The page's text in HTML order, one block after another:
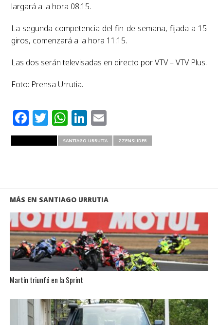
largará a la hora 08:15.
La segunda competencia del fin de semana, fijada a 15
giros, comenzará a la hora 11:15.
Las dos serán televisadas en directo por VTV – VTV Plus.
Foto: Prensa Urrutia.
Facebook
Twitter
WhatsApp
LinkedIn
Email
SANTIAGO URRUTIA ZZENSLIDER
MÁS EN SANTIAGO URRUTIA
Martín triunfó en la Sprint